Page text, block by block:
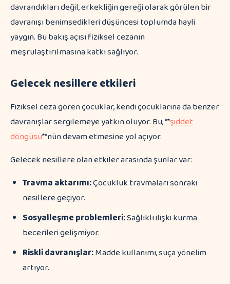
davrandıkları değil, erkekliğin gereği olarak görülen bir
davranışı benimsedikleri düşüncesi toplumda hayli
yaygın. Bu bakış açısı fiziksel cezanın
meşrulaştırılmasına katkı sağlıyor.
Gelecek nesillere etkileri
Fiziksel ceza gören çocuklar, kendi çocuklarına da benzer
davranışlar sergilemeye yatkın oluyor. Bu, **şiddet
döngüsü**nün devam etmesine yol açıyor.
Gelecek nesillere olan etkiler arasında şunlar var:
Travma aktarımı:Çocukluk travmaları sonraki
nesillere geçiyor.
Sosyalleşme problemleri:Sağlıklı ilişki kurma
becerileri gelişmiyor.
Riskli davranışlar:Madde kullanımı, suça yönelim
artıyor.